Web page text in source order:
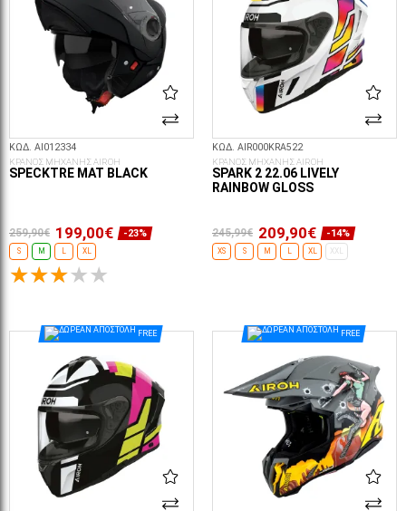
ΚΩΔ. AI012334
ΚΡΑΝΟΣ ΜΗΧΑΝΗΣ AIROH
SPECKTRE MAT BLACK
259,90€ 199,00€ -23%
S M L XL
ΚΩΔ. AIR000KRA522
ΚΡΑΝΟΣ ΜΗΧΑΝΗΣ AIROH
SPARK 2 22.06 LIVELY
RAINBOW GLOSS
245,99€ 209,90€ -14%
XS S M L XL XXL
FREE FREE